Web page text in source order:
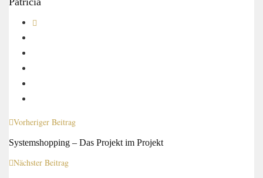
Vorheriger Beitrag
Systemshopping – Das Projekt im Projekt
Nächster Beitrag